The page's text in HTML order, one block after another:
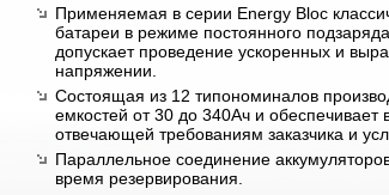
Применяемая в серии Energy Bloc
батареи в режиме постоянного
допускает проведение ускоренных и
напряжении.
Состоящая из 12 типономиналов
емкостей от 30 до 340Ач и обеспечивает
отвечающей требованиям заказчика и
Параллельное соединение
время резервирования.